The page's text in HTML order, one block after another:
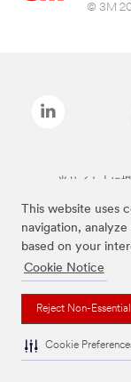
This website uses
navigation,
based on your
Cookie Notice
Reject Non-
Cookie
© 3M
当サイト上に